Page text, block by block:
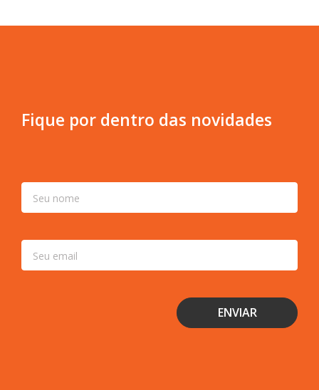
Fique por dentro das novidades